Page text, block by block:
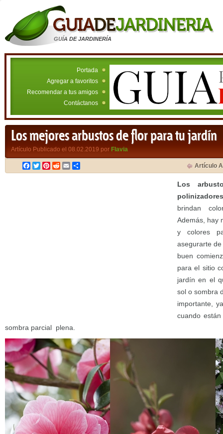
GUÍA DE JARDINERÍA
Portada
Agregar a favoritos
Recomendar a tus amigos
Contáctanos
Los mejores arbustos de flor para tu jardín
Artículo Publicado el 08.02.2019 por Flavia
Facebook
TwitterPinterest
RedditEmail Artículo
Los
polinizadores
brindan
Además, hay
y colores
asegurarte
buen
para el sitio
jardín en el
sol o sombra
importante,
cuando
sombra parcial plena.